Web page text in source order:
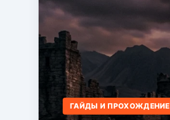
ГАЙДЫ И ПРОХОЖДЕНИЕ